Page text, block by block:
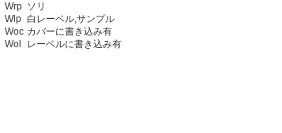
Wrp ソリ
Wlp 白レーベル,サンプル
Woc カバーに書き込み有
Wol
レーベルに書き込み有